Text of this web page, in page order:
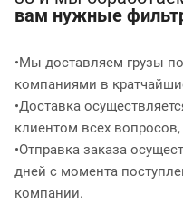
вам нужные
•Мы доставляем грузы
компаниями в
•Доставка
клиентом всех
•Отправка заказа
дней с момента
компании.